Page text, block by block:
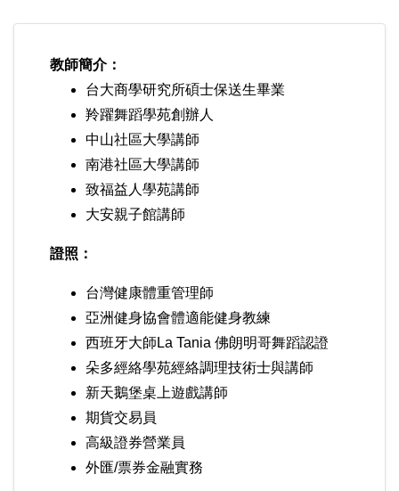
教師簡介：
台大商學研究所碩士保送生畢業
羚躍舞蹈學苑創辦人
中山社區大學講師
南港社區大學講師
致福益人學苑講師
大安親子館講師
證照：
台灣健康體重管理師
亞洲健身協會體適能健身教練
西班牙大師La Tania 佛朗明哥舞蹈認證
朵多經絡學苑經絡調理技術士與講師
新天鵝堡桌上遊戲講師
期貨交易員
高級證券營業員
外匯/票券金融實務